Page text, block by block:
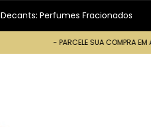
Decants: Perfumes Fracionados
- PARCELE SUA COMPRA EM ATÉ